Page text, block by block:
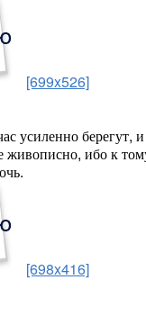
[699x526]
усиленно берегут,
живописно, ибо к
[698x416]